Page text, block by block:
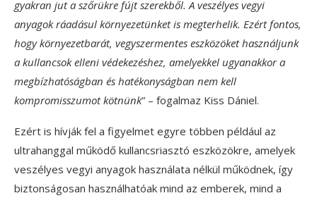
gyakran jut a szőrükre fújt szerekből. A veszélyes vegyi
anyagok ráadásul környezetünket is megterhelik. Ezért fontos,
hogy környezetbarát, vegyszermentes eszközöket használjunk
a kullancsok elleni védekezéshez, amelyekkel ugyanakkor a
megbízhatóságban és hatékonyságban nem kell
kompromisszumot kötnünk” – fogalmaz Kiss Dániel.
Ezért is hívják fel a figyelmet egyre többen például az
ultrahanggal működő kullancsriasztó eszközökre, amelyek
veszélyes vegyi anyagok használata nélkül működnek, így
biztonságosan használhatóak mind az emberek, mind a